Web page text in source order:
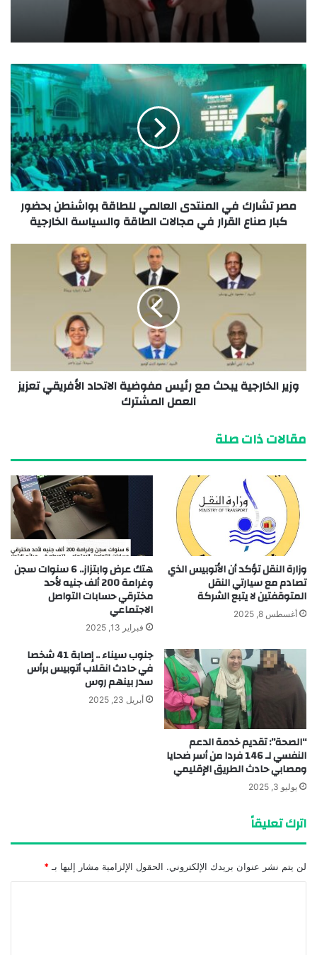
مصر تشارك في المنتدى العالمي للطاقة بواشنطن بحضور
كبار صناع القرار في مجالات الطاقة والسياسة الخارجية
وزير الخارجية يبحث مع رئيس مفوضية الاتحاد الأفريقي تعزيز
العمل المشترك
مقالات ذات صلة
وزارة النقل تؤكد أن الأتوبيس الذي
تصادم مع سيارتي النقل
المتوقفتين لا يتبع الشركة
أغسطس 8, 2025
هتك عرض وابتزاز.. 6 سنوات سجن
وغرامة 200 ألف جنيه لأحد
مخترقي حسابات التواصل
الاجتماعي
فبراير 13, 2025
“الصحة”: تقديم خدمة الدعم
النفسي لـ 146 فردا من أسر ضحايا
ومصابي حادث الطريق الإقليمي
يوليو 3, 2025
جنوب سيناء .. إصابة 41 شخصا
في حادث انقلاب أتوبيس برأس
سدر بينهم روس
أبريل 23, 2025
اترك تعليقاً
لن يتم نشر عنوان بريدك الإلكتروني. الحقول الإلزامية مشار إليها بـ *